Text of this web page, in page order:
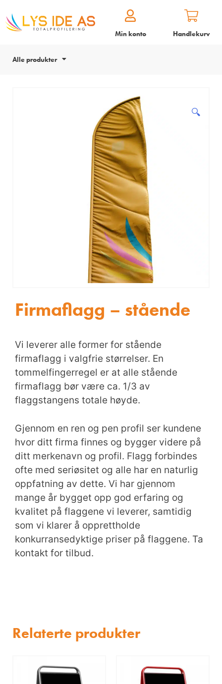
Min konto Handlekurv
Alle produkter
🔍
Firmaflagg – stående
Vi leverer alle former for stående
firmaflagg i valgfrie størrelser. En
tommelfingerregel er at alle stående
firmaflagg bør være ca. 1/3 av
flaggstangens totale høyde.
Gjennom en ren og pen profil ser kundene
hvor ditt firma finnes og bygger videre på
ditt merkenavn og profil. Flagg forbindes
ofte med seriøsitet og alle har en naturlig
oppfatning av dette. Vi har gjennom
mange år bygget opp god erfaring og
kvalitet på flaggene vi leverer, samtidig
som vi klarer å opprettholde
konkurransedyktige priser på flaggene. Ta
kontakt for tilbud.
Relaterte produkter